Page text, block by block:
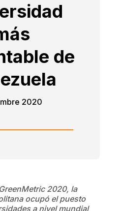
de
2020
2020, la
ocupó el puesto
a nivel mundial